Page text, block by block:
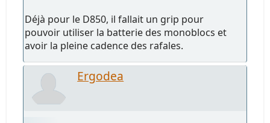
Déjà pour le D850, il fallait un grip pour
pouvoir utiliser la batterie des monoblocs et
avoir la pleine cadence des rafales.
Ergodea